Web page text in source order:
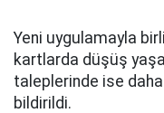
Yeni uygulamayla
kartlarda düşüş
taleplerinde ise daha
bildirildi.